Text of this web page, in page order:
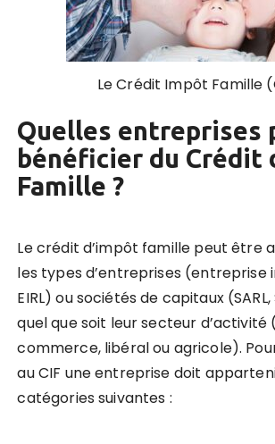
Le Crédit Impôt Famille
Quelles entreprises
bénéficier du Crédit
Famille ?
Le crédit d’impôt famille peut être
les types d’entreprises (entreprise
EIRL) ou sociétés de capitaux (SARL,
quel que soit leur secteur d’activité
commerce, libéral ou agricole).
au CIF une entreprise doit
catégories suivantes :